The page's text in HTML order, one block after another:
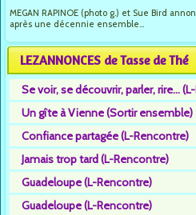
MEGAN RAPINOE (photo g.) et Sue Bird
après une décennie ensemble...
LEZANNONCES de Tasse de Thé
Se voir, se découvrir, parler, rire...
Un gîte à Vienne (Sortir ensemble)
Confiance partagée (L-Rencontre)
Jamais trop tard (L-Rencontre)
Guadeloupe (L-Rencontre)
Guadeloupe (L-Rencontre)